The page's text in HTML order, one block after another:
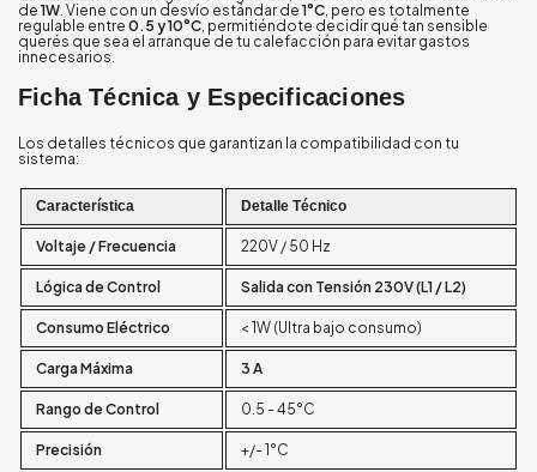
de 1W. Viene con un desvío estándar de 1°C, pero es totalmente
regulable entre 0.5 y 10°C, permitiéndote decidir qué tan sensible
querés que sea el arranque de tu calefacción para evitar gastos
innecesarios.
Ficha Técnica y Especificaciones
Los detalles técnicos que garantizan la compatibilidad con tu
sistema:
Característica Detalle Técnico
Voltaje / Frecuencia 220V / 50 Hz
Lógica de Control Salida con Tensión 230V (L1 / L2)
Consumo Eléctrico < 1W (Ultra bajo consumo)
Carga Máxima 3 A
Rango de Control 0.5 - 45°C
Precisión +/- 1°C